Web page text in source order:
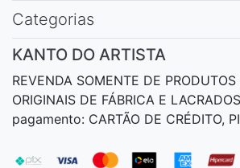
Categorias
KANTO DO ARTISTA
REVENDA SOMENTE DE PRODUTOS
ORIGINAIS DE FÁBRICA E
pagamento: CARTÃO DE CRÉDITO,